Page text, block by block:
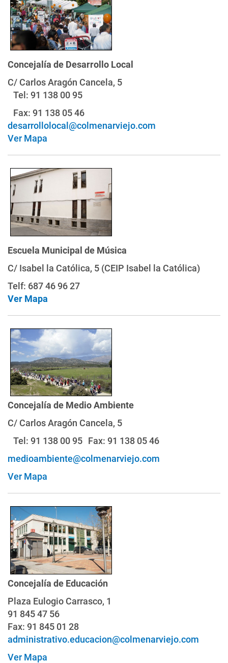
Concejalía de Desarrollo Local
C/ Carlos Aragón Cancela, 5
Tel: 91 138 00 95
Fax: 91 138 05 46
desarrollolocal@colmenarviejo.com
Ver Mapa
Escuela Municipal de Música
C/ Isabel la Católica, 5 (CEIP Isabel la Católica)
Telf: 687 46 96 27
Ver Mapa
Concejalía de Medio Ambiente
C/ Carlos Aragón Cancela, 5
Tel: 91 138 00 95 Fax: 91 138 05 46
medioambiente@colmenarviejo.com
Ver Mapa
Concejalía de Educación
Plaza Eulogio Carrasco, 1
91 845 47 56
Fax: 91 845 01 28
administrativo.educacion@colmenarviejo.com
Ver Mapa